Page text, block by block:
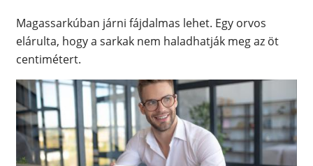
Magassarkúban járni fájdalmas lehet. Egy orvos
elárulta, hogy a sarkak nem haladhatják meg az öt
centimétert.